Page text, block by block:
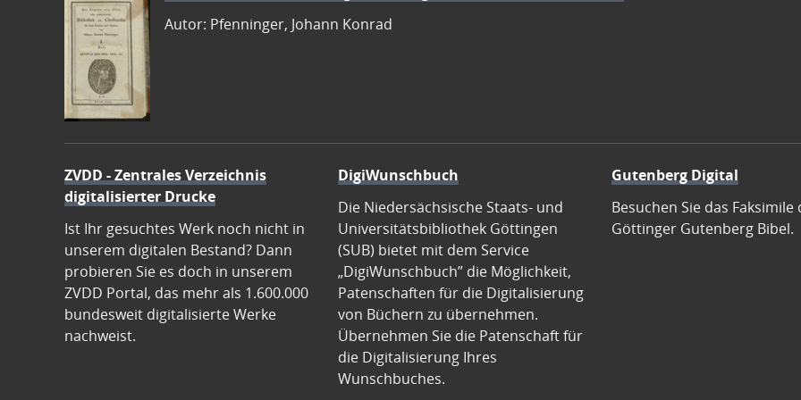
Autor: Pfenninger, Johann Konrad
ZVDD - Zentrales Verzeichnis
digitalisierter Drucke
Ist Ihr gesuchtes Werk noch nicht in
unserem digitalen Bestand? Dann
probieren Sie es doch in unserem
ZVDD Portal, das mehr als 1.600.000
bundesweit digitalisierte Werke
nachweist.
DigiWunschbuch
Die Niedersächsische Staats- und
Universitätsbibliothek Göttingen
(SUB) bietet mit dem Service
„DigiWunschbuch” die Möglichkeit,
Patenschaften für die Digitalisierung
von Büchern zu übernehmen.
Übernehmen Sie die Patenschaft für
die Digitalisierung Ihres
Wunschbuches.
Gutenberg Digital
Besuchen Sie das Faksimile
Göttinger Gutenberg Bibel.